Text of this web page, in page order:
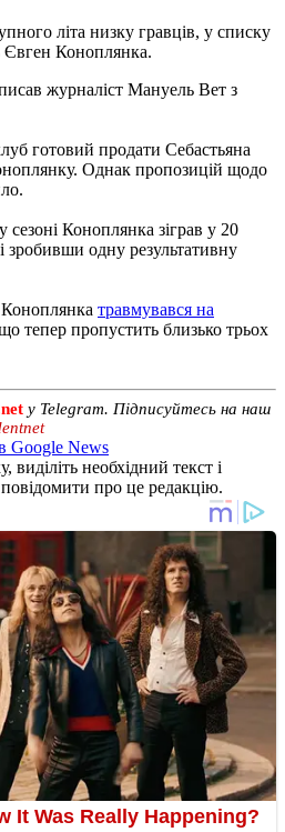
літа низку гравців, у списку
Євген Коноплянка.
журналіст Мануель Вет з
готовий продати Себастьяна
Однак пропозицій щодо
Коноплянка зіграв у 20
зробивши одну результативну
травмувався на
тепер пропустить близько трьох
у Telegram. Підписуйтесь на наш
Google News
необхідний текст і
про це редакцію.